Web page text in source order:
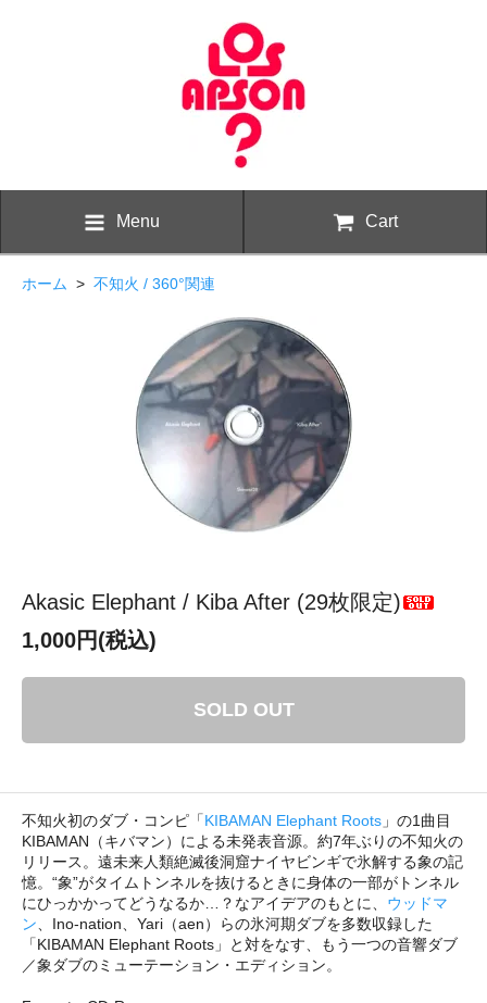
Menu Cart
ホーム > 不知火 / 360°関連
Akasic Elephant / Kiba After (29枚限定)
1,000円(税込)
SOLD OUT
不知火初のダブ・コンピ「KIBAMAN Elephant Roots 」の1曲目
KIBAMAN（キバマン）による未発表音源。約7年ぶりの不知火の
リリース。遠未来人類絶滅後洞窟ナイヤビンギで氷解する象の記
憶。“象”がタイムトンネルを抜けるときに身体の一部がトンネル
にひっかかってどうなるか…？なアイデアのもとに、 ウッドマ
ン 、Ino-nation、Yari（aen）らの氷河期ダブを多数収録した
「KIBAMAN Elephant Roots」と対をなす、もう一つの音響ダブ
／象ダブのミューテーション・エディション。